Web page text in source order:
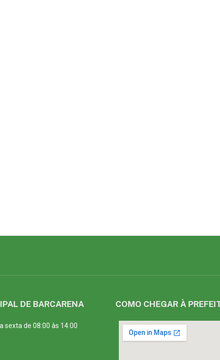
DE BARCARENA
sexta de 08:00 às 14:00
COMO CHEGAR À